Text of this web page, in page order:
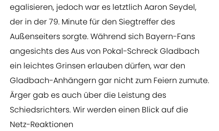
egalisieren, jedoch war es letztlich Aaron Seydel,
der in der 79. Minute für den Siegtreffer des
Außenseiters sorgte. Während sich Bayern-Fans
angesichts des Aus von Pokal-Schreck Gladbach
ein leichtes Grinsen erlauben dürfen, war den
Gladbach-Anhängern gar nicht zum Feiern zumute.
Ärger gab es auch über die Leistung des
Schiedsrichters. Wir werden einen Blick auf die
Netz-Reaktionen